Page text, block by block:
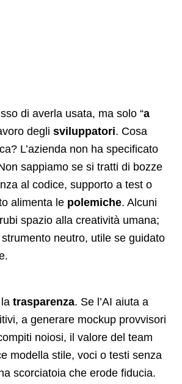
di averla usata, ma solo “a
degli sviluppatori. Cosa
L’azienda non ha specificato
sappiamo se si tratti di bozze
al codice, supporto a test o
alimenta le polemiche. Alcuni
spazio alla creatività umana;
neutro, utile se guidato
trasparenza. Se l’AI aiuta a
a generare mockup provvisori
noiosi, il valore del team
modella stile, voci o testi senza
scorciatoia che erode fiducia.